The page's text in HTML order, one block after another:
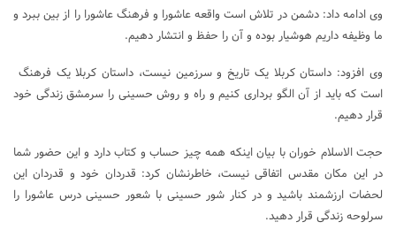
وی ادامه داد: دشمن در تلاش است واقعه عاشورا و فرهنگ عاشورا را از بین ببرد و
ما وظیفه داریم هوشیار بوده و آن را حفظ و انتشار دهیم.
وی افزود: داستان کربلا یک تاریخ و سرزمین نیست، داستان کربلا یک فرهنگ
است که باید از آن الگو برداری کنیم و راه و روش حسینی را سرمشق زندگی خود
قرار دهیم.
حجت الاسلام خوران با بیان اینکه همه چیز حساب و کتاب دارد و این حضور شما
در این مکان مقدس اتفاقی نیست، خاطرنشان کرد: قدردان خود و قدردان این
لحضات ارزشمند باشید و در کنار شور حسینی با شعور حسینی درس عاشورا را
سرلوحه زندگی قرار دهید.